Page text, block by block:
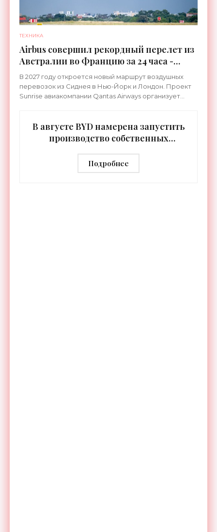
ТЕХНИКА
Airbus совершил рекордный перелет из
Австралии во Францию за 24 часа -
«Техника»
В 2027 году откроется новый маршрут воздушных
перевозок из Сиднея в Нью-Йорк и Лондон. Проект
Sunrise авиакомпании Qantas Airways организует
В августе BYD намерена запустить
производство собственных
«Роботы»
Подробнее